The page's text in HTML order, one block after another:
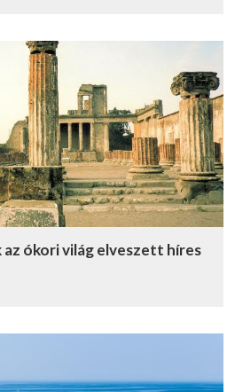
ókori világ elveszett híres